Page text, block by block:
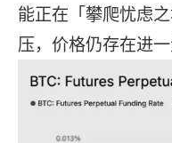
能正在「攀爬忧虑
压，价格仍存在进一